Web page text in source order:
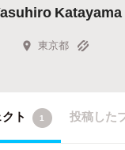
Katayama
東京都
ト 1 投稿した